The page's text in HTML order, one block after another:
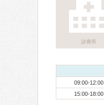
診療所
09:00-12:00
15:00-18:00